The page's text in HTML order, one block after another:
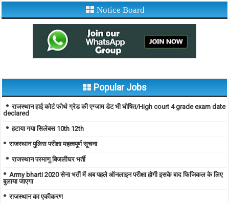
Notice Board
Popular Jobs
राजस्थान हाई कोर्ट फोर्थ ग्रेड की एग्जाम डेट भी घोषित/High court 4 grade exam date
declared
हटाया गया सिलेबस 10th 12th
राजस्थान पुलिस परीक्षा महत्वपूर्ण सूचना
राजस्थान परमाणु बिजलीघर भर्ती
Army bharti 2020 सेना भर्ती में अब पहले ऑनलाइन परीक्षा होगी इसके बाद फिजिकल के लिए
बुलाया जाएगा
राजस्थान का एकीकरण